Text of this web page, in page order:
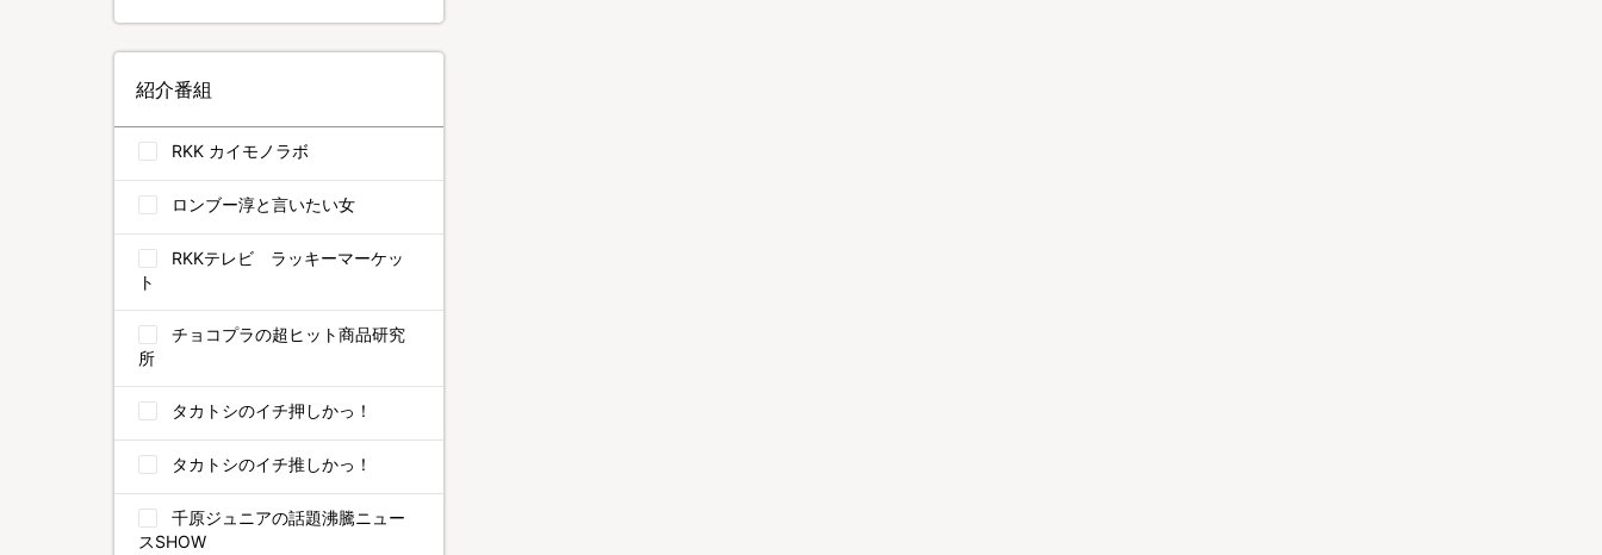
紹介番組
RKK カイモノラボ
ロンブー淳と言いたい女
RKKテレビ ラッキーマーケッ
ト
チョコプラの超ヒット商品研究
所
タカトシのイチ押しかっ！
タカトシのイチ推しかっ！
千原ジュニアの話題沸騰ニュー
スSHOW